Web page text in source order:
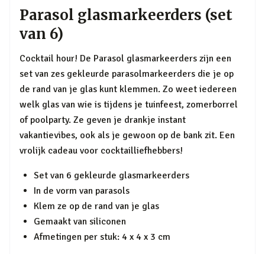
Parasol glasmarkeerders (set
van 6)
Cocktail hour! De Parasol glasmarkeerders zijn een
set van zes gekleurde parasolmarkeerders die je op
de rand van je glas kunt klemmen. Zo weet iedereen
welk glas van wie is tijdens je tuinfeest, zomerborrel
of poolparty. Ze geven je drankje instant
vakantievibes, ook als je gewoon op de bank zit. Een
vrolijk cadeau voor cocktailliefhebbers!
Set van 6 gekleurde glasmarkeerders
In de vorm van parasols
Klem ze op de rand van je glas
Gemaakt van siliconen
Afmetingen per stuk: 4 x 4 x 3 cm